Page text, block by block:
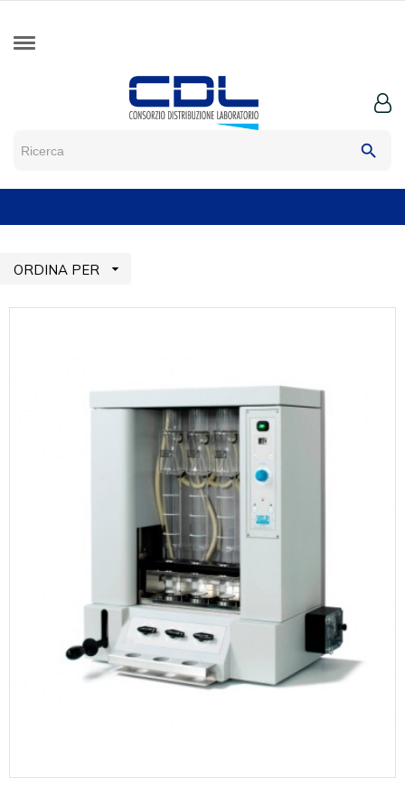
search
ORDINA PER 